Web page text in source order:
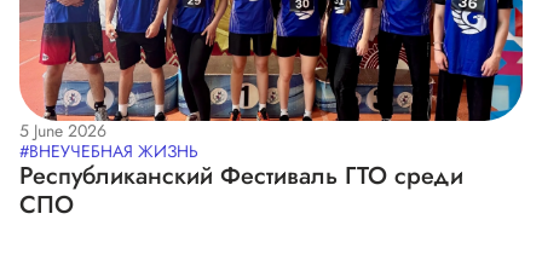
5 June 2026
#ВНЕУЧЕБНАЯ ЖИЗНЬ
Республиканский Фестиваль ГТО среди
СПО